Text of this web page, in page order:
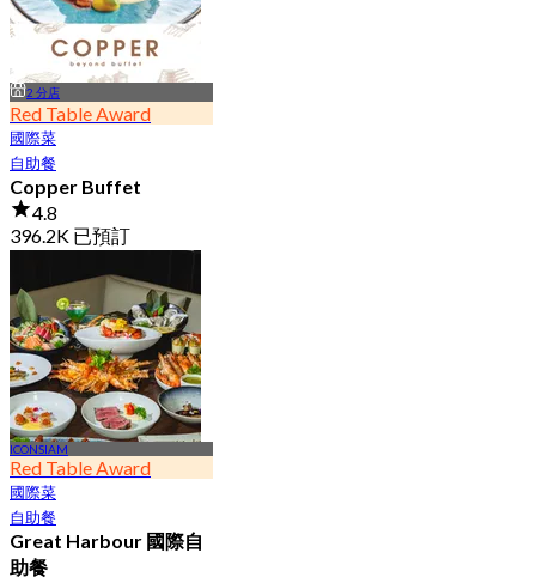
2 分店
Red Table Award
國際菜
自助餐
Copper Buffet
4.8
396.2K 已預訂
ICONSIAM
Red Table Award
國際菜
自助餐
Great Harbour 國際自
助餐